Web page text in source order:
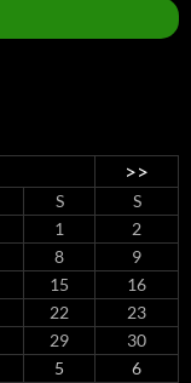
>>
S
S
1
2
8
9
15
16
22
23
29
30
5 6